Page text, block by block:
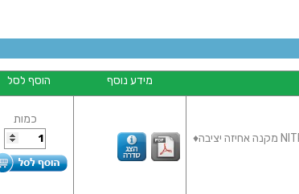
מידע נוסף הוסף לסל
כפפות עבודה - NITRILE - מידה LARGE ♦ ציפוי גומי NITRILE מקנה אחיזה יציבה♦
כמות